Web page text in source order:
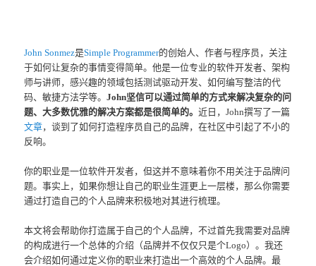
John Sonmez是Simple Programmer的创始人、作者与程序员，关注
于如何让复杂的事情变得简单。他是一位专业的软件开发者、架构
师与讲师，感兴趣的领域包括测试驱动开发、如何编写整洁的代
码、敏捷方法学等。John坚信可以通过简单的方式来解决复杂的问
题、大多数优雅的解决方案都是很简单的。近日，John撰写了一篇
文章，谈到了如何打造程序员自己的品牌，在社区中引起了不小的
反响。
你的职业是一位软件开发者，但这并不意味着你不用关注于品牌问
题。事实上，如果你想让自己的职业生涯更上一层楼，那么你需要
通过打造自己的个人品牌来积极地对其进行梳理。
本文将会帮助你打造属于自己的个人品牌，不过首先我需要对品牌
的构成进行一个总体的介绍（品牌并不仅仅只是个Logo）。我还
会介绍如何通过定义你的职业来打造出一个高效的个人品牌。最